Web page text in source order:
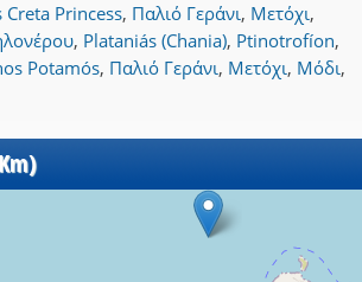
Creta Princess, Παλιό Γεράνι, Μετόχι,
, Plataniás (Chania), Ptinotrofíon,
Potamós, Παλιό Γεράνι, Μετόχι, Μόδι,